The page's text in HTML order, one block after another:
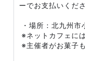
ーでお支払いくだ
・場所：北九州市
※ネットカフェに
※主催者がお菓子